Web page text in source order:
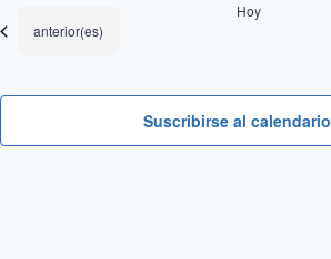
fecha.
Eventos
anterior(es)
Hoy
Suscribirse al calendario